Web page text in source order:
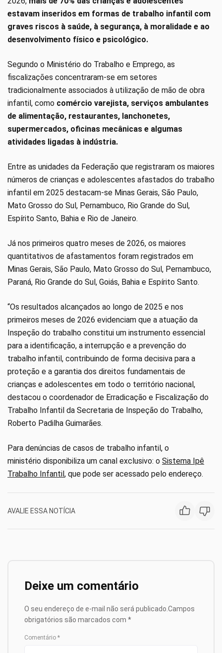
estavam inseridos em formas de trabalho infantil com
graves riscos à saúde, à segurança, à moralidade e ao
desenvolvimento físico e psicológico.
Segundo o Ministério do Trabalho e Emprego, as
fiscalizações concentraram-se em setores
tradicionalmente associados à utilização de mão de obra
infantil, como comércio varejista, serviços ambulantes
de alimentação, restaurantes, lanchonetes,
supermercados, oficinas mecânicas e algumas
atividades ligadas à indústria.
Entre as unidades da Federação que registraram os maiores
números de crianças e adolescentes afastados do trabalho
infantil em 2025 destacam-se Minas Gerais, São Paulo,
Mato Grosso do Sul, Pernambuco, Rio Grande do Sul,
Espírito Santo, Bahia e Rio de Janeiro.
Já nos primeiros quatro meses de 2026, os maiores
quantitativos de afastamentos foram registrados em
Minas Gerais, São Paulo, Mato Grosso do Sul, Pernambuco,
Paraná, Rio Grande do Sul, Goiás, Bahia e Espírito Santo.
“Os resultados alcançados ao longo de 2025 e nos
primeiros meses de 2026 evidenciam que a atuação da
Inspeção do trabalho constitui um instrumento essencial
para a identificação, a interrupção e a prevenção do
trabalho infantil, contribuindo de forma decisiva para a
proteção e a garantia dos direitos fundamentais de
crianças e adolescentes em todo o território nacional,
destacou o coordenador de Erradicação e Fiscalização do
Trabalho Infantil da Secretaria de Inspeção do Trabalho,
Roberto Padilha Guimarães.
Para denúncias de casos de trabalho infantil, o
ministério disponibiliza um canal exclusivo: o Sistema Ipê
Trabalho Infantil, que pode ser acessado pelo endereço.
AVALIE ESSA NOTÍCIA
Deixe um comentário
O seu endereço de e-mail não será publicado. Campos
obrigatórios são marcados com *
Comentário *